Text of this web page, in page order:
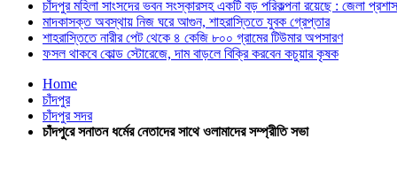
চাঁদপুর মহিলা সাংসদের ভবন সংস্কারসহ একটি বড় পরিকল্পনা রয়েছে : জেলা
মাদকাসক্ত অবস্থায় নিজ ঘরে আগুন, শাহরাস্তিতে যুবক গ্রেপ্তার
শাহরাস্তিতে নারীর পেট থেকে ৪ কেজি ৮০০ গ্রামের টিউমার অপসারণ
ফসল থাকবে কোল্ড স্টোরেজে, দাম বাড়লে বিক্রি করবেন কচুয়ার কৃষক
Home
চাঁদপুর
চাঁদপুর সদর
চাঁদপুরে সনাতন ধর্মের নেতাদের সাথে ওলামাদের সম্প্রীতি সভা